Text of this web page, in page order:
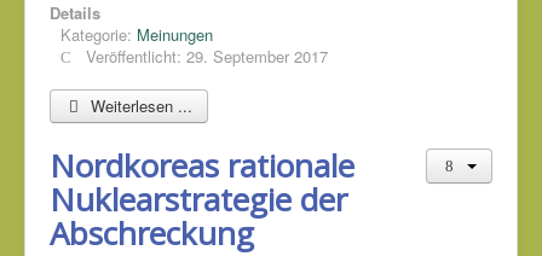
Details
Kategorie: Meinungen
Veröffentlicht: 29. September 2017
Weiterlesen ...
Nordkoreas rationale
Nuklearstrategie der
Abschreckung